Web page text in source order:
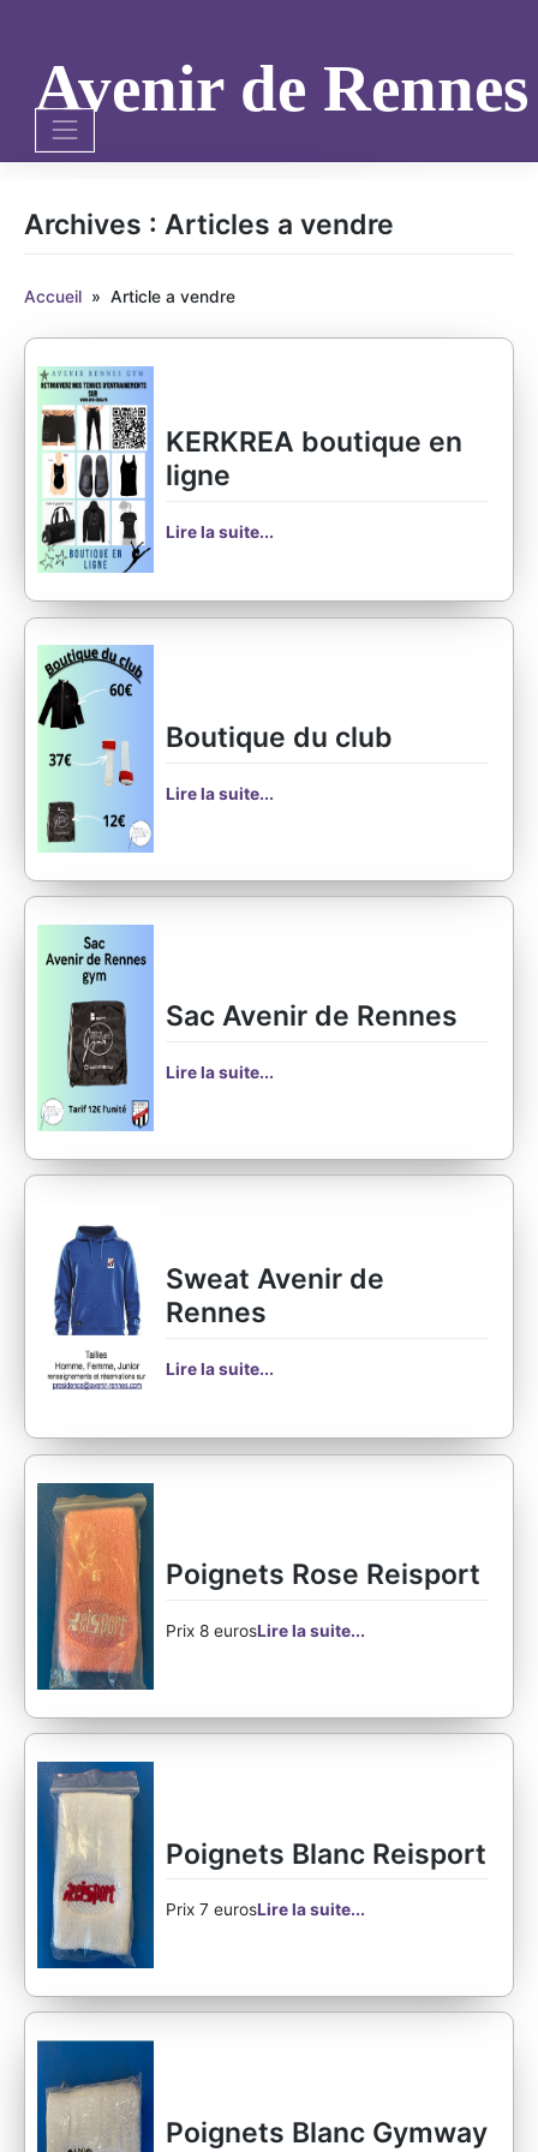
Avenir de
Archives : Articles a vendre
Accueil » Article a vendre
KERKREA boutique en
ligne
Lire la suite...
Boutique du club
Lire la suite...
Sac Avenir de Rennes
Lire la suite...
Sweat Avenir de
Rennes
Lire la suite...
Poignets Rose Reisport
Prix 8 eurosLire la suite...
Poignets Blanc Reisport
Prix 7 eurosLire la suite...
Poignets Blanc Gymway